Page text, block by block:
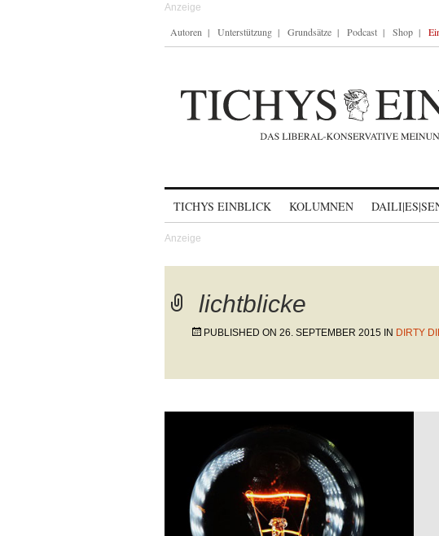
Autoren Unterstützung Grundsätze Podcast Shop
TICHYS EINBLICK KOLUMNEN
lichtblicke
PUBLISHED ON 26. SEPTEMBER 2015 IN DIRTY